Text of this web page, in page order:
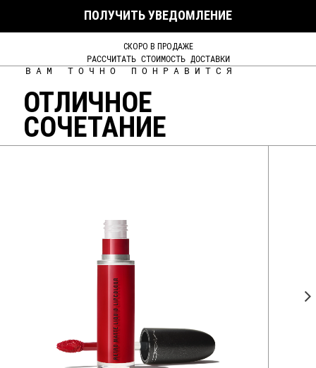
ПОЛУЧИТЬ УВЕДОМЛЕНИЕ
СКОРО В ПРОДАЖЕ
РАССЧИТАТЬ СТОИМОСТЬ ДОСТАВКИ
ВАМ ТОЧНО ПОНРАВИТСЯ
ОТЛИЧНОЕ
СОЧЕТАНИЕ